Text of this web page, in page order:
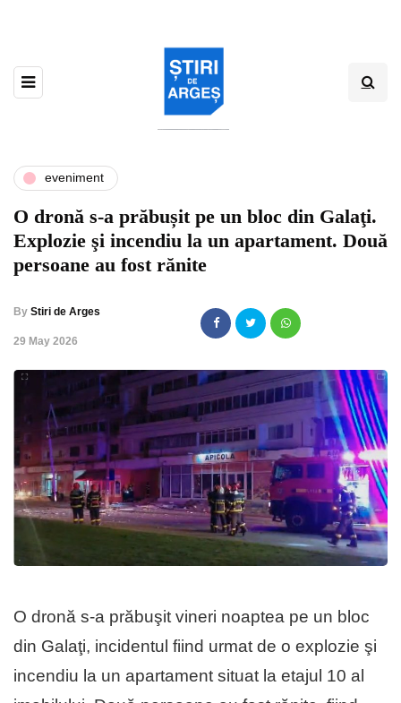
eveniment
O dronă s-a prăbușit pe un bloc din Galaţi.
Explozie şi incendiu la un apartament. Două
persoane au fost rănite
By Stiri de Arges
,29 May 2026
O dronă s-a prăbuşit vineri noaptea pe un bloc
din Galaţi, incidentul fiind urmat de o explozie şi
incendiu la un apartament situat la etajul 10 al